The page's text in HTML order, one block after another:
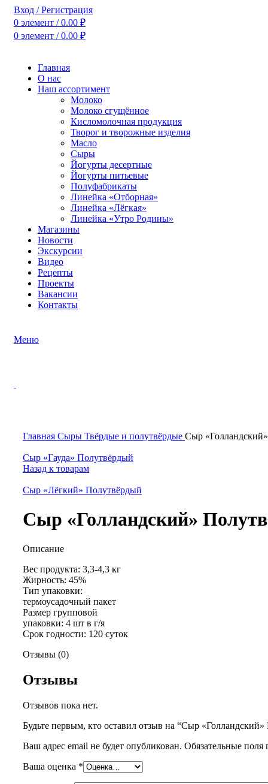
Вход / Регистрация
0 элемент / 0.00 ₽
0 элемент / 0.00 ₽
Главная
О нас
Наш ассортимент
Молоко
Молоко сгущённое
Кисломолочная продукция
Творог и творожные изделия
Масло
Сыры
Йогурты десертные
Йогурты питьевые
Полуфабрикаты
Линейка «Отборная»
Линейка «Лёгкая»
Линейка «Утро Родины»
Магазины
Новости
Экскурсии
Видео
Рецепты
Проекты
Вакансии
Контакты
Меню
Главная Сыры Твёрдые и полутвёрдые Сыр
Сыр «Гауда» Полутвёрдый
Назад к товарам
Сыр «Лёгкий» Полутвёрдый
Сыр «Голландский»
Описание
Вес продукта: 3,3-4,3 кг
Жирность: 45%
Тип упаковки:
термоусадочный пакет
Размер групповой
упаковки: 4 шт в г/я
Срок годности: 120 суток
Отзывы (0)
Отзывы
Отзывов пока нет.
Будьте первым, кто оставил отзыв на “Сыр
Ваш адрес email не будет опубликован. Обязательные
Ваша оценка *